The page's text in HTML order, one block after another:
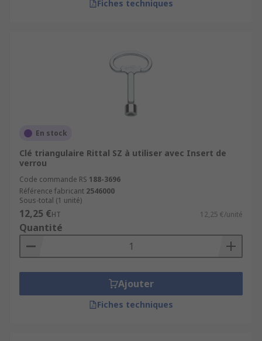
Fiches techniques
En stock
Clé triangulaire Rittal SZ à utiliser avec Insert de
verrou
Code commande RS 188-3696
Référence fabricant 2546000
Sous-total (1 unité)
12,25 €HT 12,25 €/unité
Quantité
Ajouter
Fiches techniques